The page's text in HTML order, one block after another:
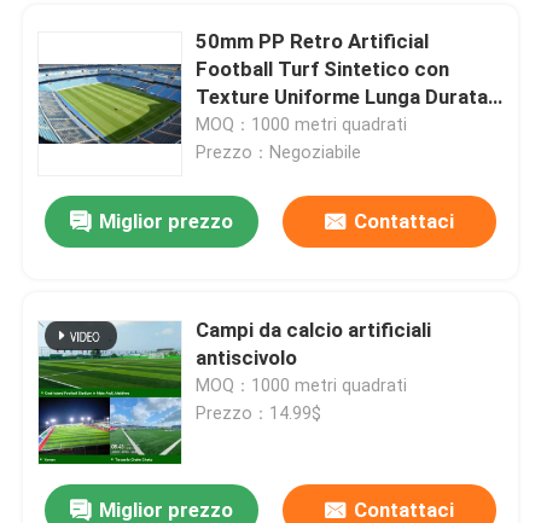
50mm PP Retro Artificial
Football Turf Sintetico con
Texture Uniforme Lunga Durata
per Campi da Calcio
MOQ：1000 metri quadrati
Prezzo：Negoziabile
Miglior prezzo Contattaci
Campi da calcio artificiali
antiscivolo
MOQ：1000 metri quadrati
Prezzo：14.99$
Miglior prezzo Contattaci